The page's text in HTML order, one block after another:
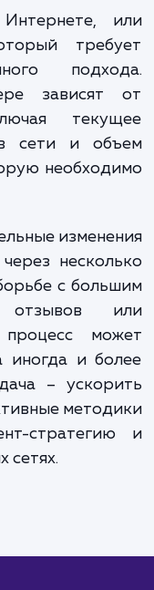
размер и
количество и
объем требуемого
увеличить или
в зависимости от
это
анализа